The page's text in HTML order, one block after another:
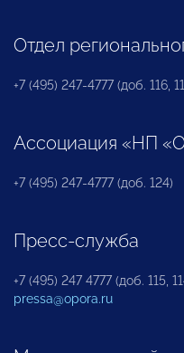
Отдел
+7 (495) 247-4777 (доб. 116,
Ассоциация «НП
+7 (495) 247-4777 (доб. 124)
Пресс-служба
+7 (495) 247 4777 (доб. 115,
pressa@opora.ru